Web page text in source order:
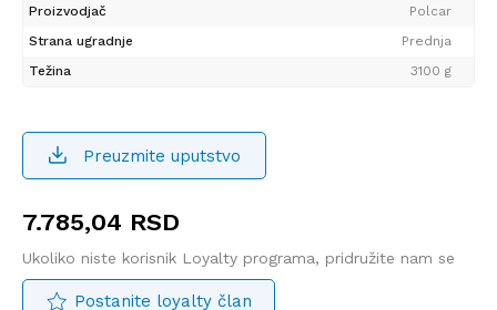
Proizvodjač
Polcar
Strana ugradnje
Prednja
Težina
3100 g
Preuzmite uputstvo
7.785,04 RSD
Ukoliko niste korisnik Loyalty programa, pridružite nam se
Postanite loyalty član